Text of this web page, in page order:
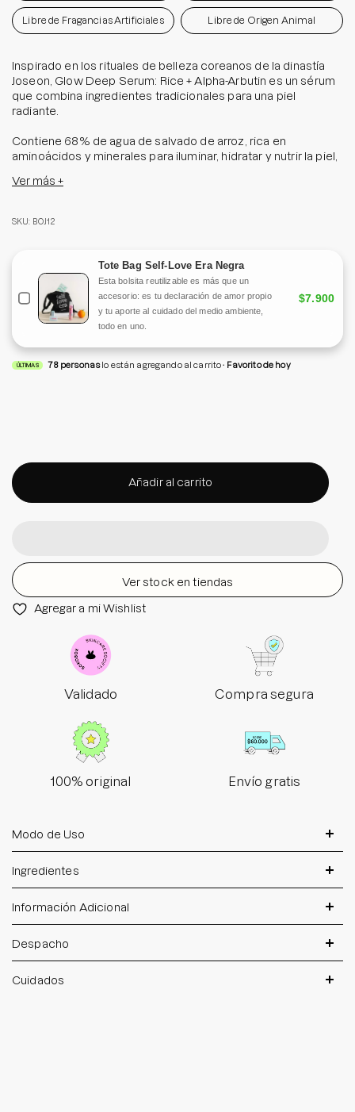
Libre de Fragancias Artificiales Libre de Origen Animal
Inspirado en los rituales de belleza coreanos de la dinastía
Joseon, Glow Deep Serum: Rice + Alpha-Arbutin es un sérum
que combina ingredientes tradicionales para una piel
radiante.
Contiene 68% de agua de salvado de arroz, rica en
aminoácidos y minerales para iluminar, hidratar y nutrir la piel,
manchitas, pigmentación y tono desigual, dejándo una piel
favorito del K-Beauty que mejora el tono y deja la piel
uniforme y saludable.
Ver más +
SKU: BOJ12
Tote Bag Self-Love Era Negra
Esta bolsita reutilizable es más que un
accesorio: es tu declaración de amor propio
y tu aporte al cuidado del medio ambiente,
todo en uno.
$7.900
ÚLTIMAS 78personas lo están agregando al carrito Favorito de hoy
Añadir al carrito
Ver stock en tiendas
Agregar a mi Wishlist
Validado Compra segura
100% original Envío gratis
Modo de Uso
Ingredientes
Información Adicional
Despacho
Cuidados